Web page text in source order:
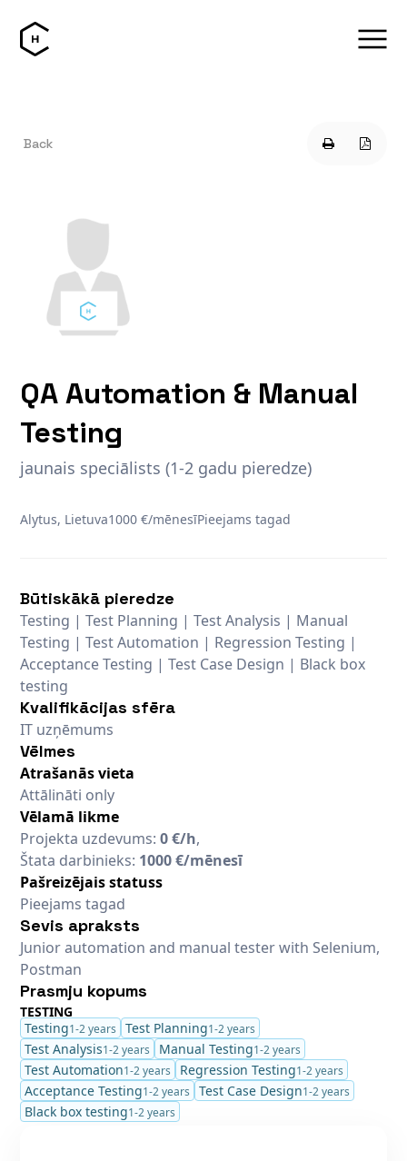
Back
QA Automation & Manual
Testing
jaunais speciālists (1-2 gadu pieredze)
Alytus, Lietuva1000 €/mēnesīPieejams tagad
Būtiskākā pieredze
Testing | Test Planning | Test Analysis | Manual
Testing | Test Automation | Regression Testing |
Acceptance Testing | Test Case Design | Black box
testing
Kvalifikācijas sfēra
IT uzņēmums
Vēlmes
Atrašanās vieta
Attālināti only
Vēlamā likme
Projekta uzdevums:0 €/h,
Štata darbinieks: 1000 €/mēnesī
Pašreizējais statuss
Pieejams tagad
Sevis apraksts
Junior automation and manual tester with Selenium,
Postman
Prasmju kopums
TESTING
Testing1-2 years Test Planning1-2 years
Test Analysis1-2 years Manual Testing1-2 years
Test Automation1-2 years Regression Testing1-2 years
Acceptance Testing1-2 years Test Case Design1-2 years
Black box testing1-2 years